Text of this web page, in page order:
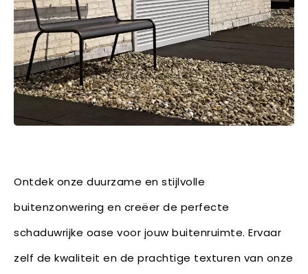
Ontdek onze duurzame en stijlvolle
buitenzonwering en creëer de perfecte
schaduwrijke oase voor jouw buitenruimte. Ervaar
zelf de kwaliteit en de prachtige texturen van onze